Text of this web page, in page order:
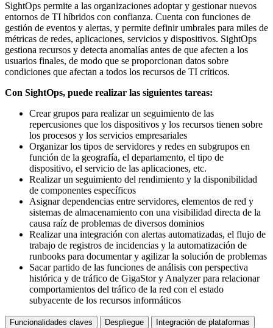
SightOps permite a las organizaciones adoptar y gestionar nuevos
entornos de TI híbridos con confianza. Cuenta con funciones de
gestión de eventos y alertas, y permite definir umbrales para miles de
métricas de redes, aplicaciones, servicios y dispositivos. SightOps
gestiona recursos y detecta anomalías antes de que afecten a los
usuarios finales, de modo que se proporcionan datos sobre
condiciones que afectan a todos los recursos de TI críticos.
Con SightOps, puede realizar las siguientes tareas:
Crear grupos para realizar un seguimiento de las
repercusiones que los dispositivos y los recursos tienen sobre
los procesos y los servicios empresariales
Organizar los tipos de servidores y redes en subgrupos en
función de la geografía, el departamento, el tipo de
dispositivo, el servicio de las aplicaciones, etc.
Realizar un seguimiento del rendimiento y la disponibilidad
de componentes específicos
Asignar dependencias entre servidores, elementos de red y
sistemas de almacenamiento con una visibilidad directa de la
causa raíz de problemas de diversos dominios
Realizar una integración con alertas automatizadas, el flujo de
trabajo de registros de incidencias y la automatización de
runbooks para documentar y agilizar la solución de problemas
Sacar partido de las funciones de análisis con perspectiva
histórica y de tráfico de GigaStor y Analyzer para relacionar
comportamientos del tráfico de la red con el estado
subyacente de los recursos informáticos
Funcionalidades claves Despliegue
Integración de plataformas